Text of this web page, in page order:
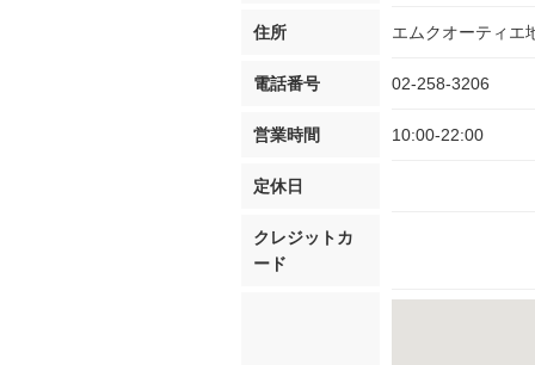
住所 エムクオーティエ
電話番号 02-258-3206
営業時間 10:00-22:00
定休日
クレジットカ
ード